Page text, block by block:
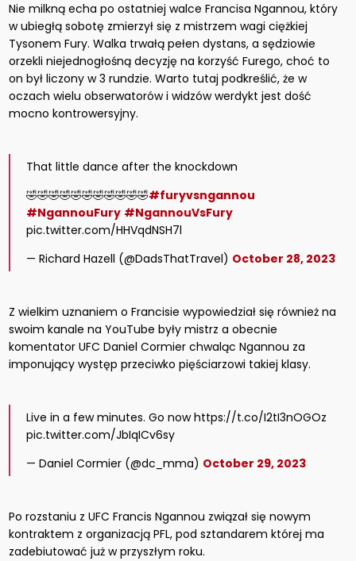
Nie milkną echa po ostatniej walce Francisa Ngannou, który
w ubiegłą sobotę zmierzył się z mistrzem wagi ciężkiej
Tysonem Fury. Walka trwałą pełen dystans, a sędziowie
orzekli niejednogłośną decyzję na korzyść Furego, choć to
on był liczony w 3 rundzie. Warto tutaj podkreślić, że w
oczach wielu obserwatorów i widzów werdykt jest dość
mocno kontrowersyjny.
That little dance after the knockdown
🤣🤣🤣🤣🤣🤣🤣🤣🤣🤣🤣#furyvsngannou
#NgannouFury #NgannouVsFury
pic.twitter.com/HHVqdNSH7l
— Richard Hazell (@DadsThatTravel) October 28, 2023
Z wielkim uznaniem o Francisie wypowiedział się również na
swoim kanale na YouTube były mistrz a obecnie
komentator UFC Daniel Cormier chwaląc Ngannou za
imponujący występ przeciwko pięściarzowi takiej klasy.
Live in a few minutes. Go now https://t.co/I2tI3nOGOz
pic.twitter.com/JbIqICv6sy
— Daniel Cormier (@dc_mma) October 29, 2023
Po rozstaniu z UFC Francis Ngannou związał się nowym
kontraktem z organizacją PFL, pod sztandarem której ma
zadebiutować już w przyszłym roku.